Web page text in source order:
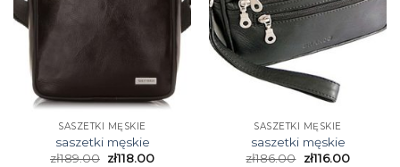
SASZETKI MĘSKIE
saszetki męskie
zł189.00 zł118.00
SASZETKI MĘSKIE
saszetki męskie
zł186.00 zł116.00